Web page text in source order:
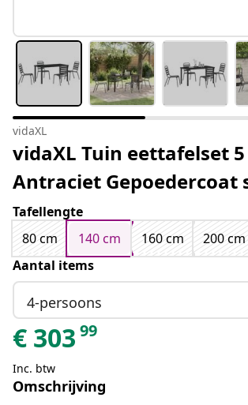
vidaXL
vidaXL Tuin eettafelset
Antraciet Gepoedercoat
Tafellengte
80 cm
140 cm 160 cm
200 cm
Aantal items
4-persoons
€ 303 99
Inc. btw
Omschrijving